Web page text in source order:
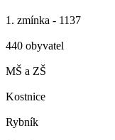
1. zmínka - 1137
440 obyvatel
MŠ a ZŠ
Kostnice
Rybník